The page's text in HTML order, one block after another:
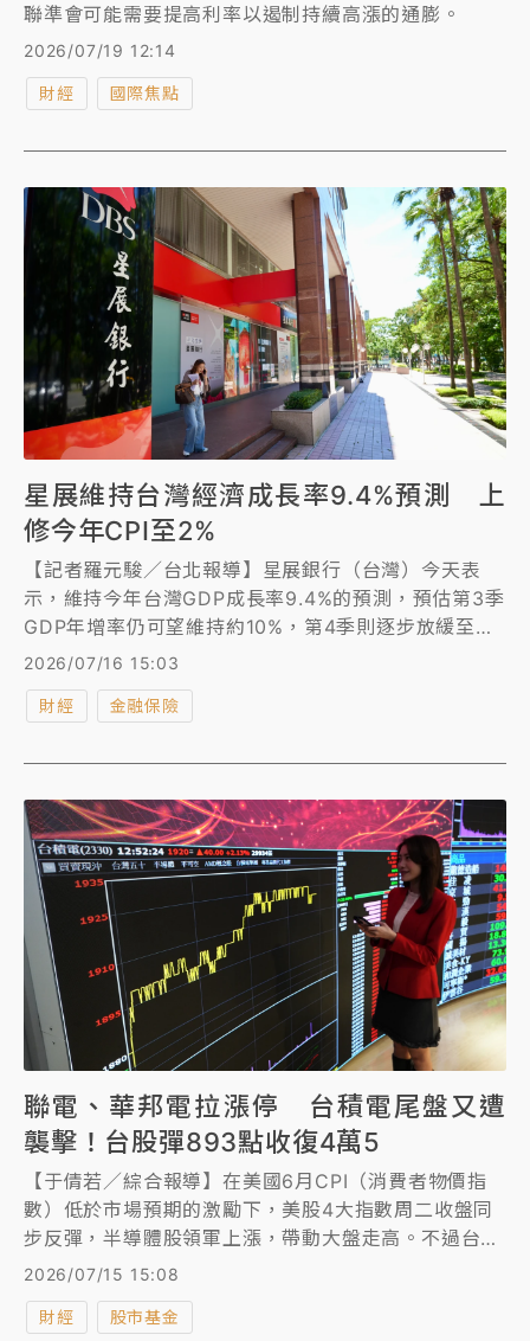
聯準會可能需要提高利率以遏制持續高漲的通膨。
2026/07/19 12:14
財經 國際焦點
星展維持台灣經濟成長率9.4%預測 上
修今年CPI至2%
【記者羅元駿／台北報導】星展銀行（台灣）今天表
示，維持今年台灣GDP成長率9.4%的預測，預估第3季
GDP年增率仍可望維持約10%，第4季則逐步放緩至約
4%，回歸為較可延續的成長水準；另外也上調消費者
2026/07/16 15:03
財經 金融保險
聯電、華邦電拉漲停 台積電尾盤又遭
襲擊！台股彈893點收復4萬5
【于倩若／綜合報導】在美國6月CPI（消費者物價指
數）低於市場預期的激勵下，美股4大指數周二收盤同
步反彈，半導體股領軍上漲，帶動大盤走高。不過台積
電ADR收盤小跌0.28%。SK海力士ADR則狂飆
27.29%。
2026/07/15 15:08
財經 股市基金